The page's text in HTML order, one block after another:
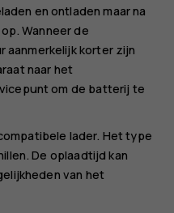
en ontladen maar na
Wanneer de
korter zijn
naar het
om de batterij te
lader. Het type
De oplaadtijd kan
van het